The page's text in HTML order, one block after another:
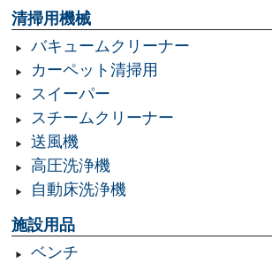
清掃用機械
バキュームクリーナー
カーペット清掃用
スイーパー
スチームクリーナー
送風機
高圧洗浄機
自動床洗浄機
施設用品
ベンチ